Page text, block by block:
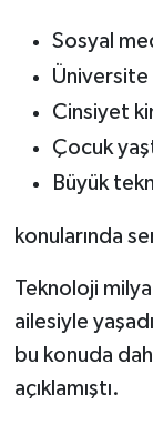
Sosyal
Üniversite
Cinsiyet
Çocuk
Büyük
konularında
Teknoloji
ailesiyle
bu konuda
açıklamıştı.